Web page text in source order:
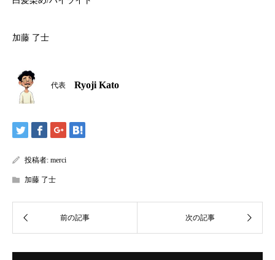
加藤 了士
代表 Ryoji Kato
投稿者: merci
加藤 了士